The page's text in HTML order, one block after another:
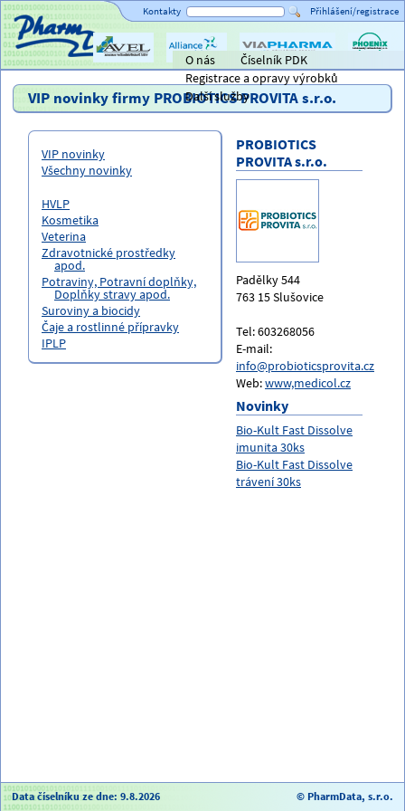
Titulní strana O nás
Číselník PDK
Registrace a opravy výrobků
Další služby
Kontakty Přihlášení/registrace
AVEL Alliance
Healthcare
ViaPharma PHOENIX
VIP novinky firmy PROBIOTICS PROVITA s.r.o.
VIP novinky
Všechny novinky
HVLP
Kosmetika
Veterina
Zdravotnické prostředky
apod.
Potraviny, Potravní doplňky,
Doplňky stravy apod.
Suroviny a biocidy
Čaje a rostlinné přípravky
IPLP
PROBIOTICS
PROVITA s.r.o.
Padělky 544
763 15 Slušovice
Tel: 603268056
E-mail:
info@probioticsprovita.cz
Web:www,medicol.cz
Novinky
Bio-Kult Fast Dissolve
imunita 30ks
Bio-Kult Fast Dissolve
trávení 30ks
Data číselníku ze dne: 9.8.2026 © PharmData, s.r.o.